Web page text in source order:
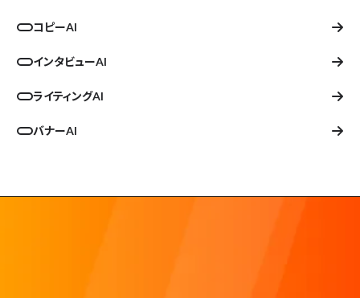
コピーAI
インタビューAI
ライティングAI
バナーAI